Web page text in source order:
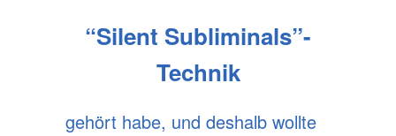
“Silent Subliminals”-
Technik
gehört habe, und deshalb wollte